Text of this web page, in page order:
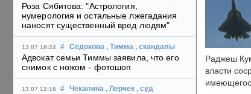
Роза Сябитова: "Астрология,
нумерология и остальные лжегадания
наносят существенный вред людям"
13.07 18:24 # Седокова , Тимма , скандалы
Адвокат семьи Тиммы заявила, что его
снимок с ножом - фотошоп
13.07 12:18 # Чекалина , Лерчек , суд
Раджеш
власти